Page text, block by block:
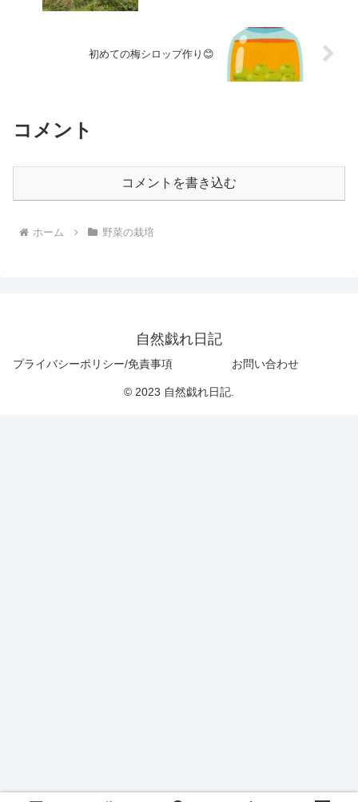
初めての梅シロップ作り😊
コメント
コメントを書き込む
ホーム 野菜の栽培
自然戯れ日記
プライバシーポリシー/免責事項 お問い合わせ
© 2023 自然戯れ日記.